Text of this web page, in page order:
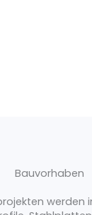
Bauvorhaben
werden